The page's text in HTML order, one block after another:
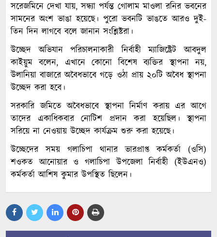
সরেজমিনে দেখা যায়, সন্ধ্যা পর্যন্ত গোলাম মাওলা রনির ভবনের
সামনের অংশ ভাঙা হয়েছে। পুরো ভবনটি ভাঙতে আরও দুই-
তিন দিন লাগবে বলে জানান সংশ্লিষ্টরা।
উচ্ছেদ অভিযান পরিচালনাকারী নির্বাহী ম্যাজিষ্ট্রেট আবদুল
কাইয়ুম বলেন, এখানে কোনো বিশেষ ব্যক্তির স্থাপনা নয়,
উলানিয়া বাজারে অবৈধভাবে গড়ে ওঠা প্রায় ২০টি অবৈধ স্থাপনা
উচ্ছেদ করা হবে।
সরকারি জমিতে অবৈধভাবে স্থাপনা নির্মাণ করায় এর আগে
তাদের একাধিকবার নোটিশ প্রদান করা হয়েছিল। স্থাপনা
সরিয়ে না নেওয়ায় উচ্ছেদ কার্যক্রম শুরু করা হয়েছে।
উচ্ছেদের সময় গলাচিপা থানার ভারপ্রাপ্ত কর্মকর্তা (ওসি)
শওকত আনোয়ার ও গলাচিপা উপজেলা নির্বাহী (ইউএনও)
কর্মকর্তা আশিষ কুমার উপস্থিত ছিলেন।